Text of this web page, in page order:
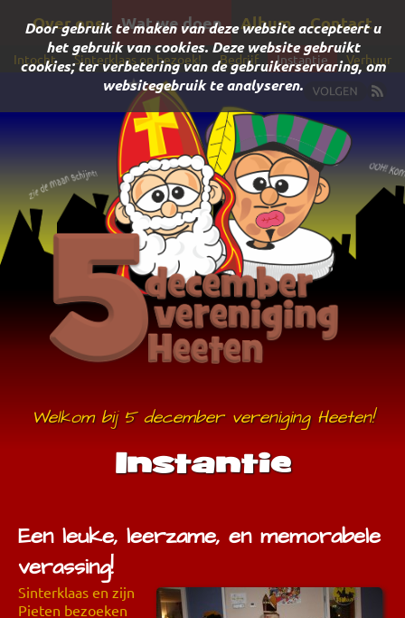
Door gebruik te maken van deze website accepteert u
het gebruik van cookies. Deze website gebruikt
cookies; ter verbetering van de gebruikerservaring, om
websitegebruik te analyseren.
Over ons Wat we doen Album Contact
Intocht Sinterklaas op bezoek! Bedrijf Instantie Verhuur
Welkom bij 5 december vereniging Heeten!
Instantie
Een leuke, leerzame, en memorabele
verassing!
Sinterklaas en zijn
Pieten bezoeken